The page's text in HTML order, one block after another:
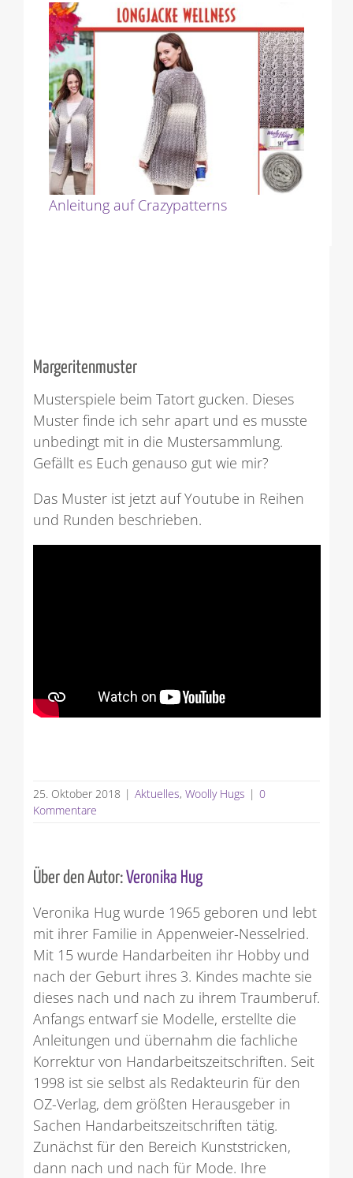
Anleitung auf Crazypatterns
Margeritenmuster
Musterspiele beim Tatort gucken. Dieses
Muster finde ich sehr apart und es musste
unbedingt mit in die Mustersammlung.
Gefällt es Euch genauso gut wie mir?
Das Muster ist jetzt auf Youtube in Reihen
und Runden beschrieben.
25. Oktober 2018 | Aktuelles, Woolly Hugs | 0
Kommentare
Über den Autor:Veronika Hug
Veronika Hug wurde 1965 geboren und lebt
mit ihrer Familie in Appenweier-Nesselried.
Mit 15 wurde Handarbeiten ihr Hobby und
nach der Geburt ihres 3. Kindes machte sie
dieses nach und nach zu ihrem Traumberuf.
Anfangs entwarf sie Modelle, erstellte die
Anleitungen und übernahm die fachliche
Korrektur von Handarbeitszeitschriften. Seit
1998 ist sie selbst als Redakteurin für den
OZ-Verlag, dem größten Herausgeber in
Sachen Handarbeitszeitschriften tätig.
Zunächst für den Bereich Kunststricken,
dann nach und nach für Mode. Ihre